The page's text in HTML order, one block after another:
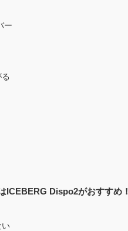
ー
ICEBERG Dispo2がおすすめ！